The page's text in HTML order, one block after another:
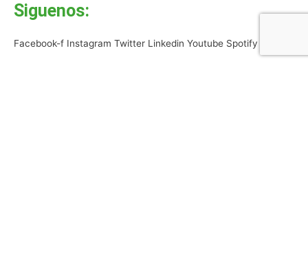
Siguenos:
Facebook-f Instagram Twitter Linkedin Youtube Spotify